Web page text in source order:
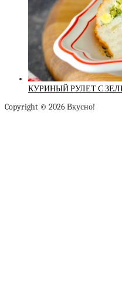
КУРИНЫЙ РУЛЕТ С
Copyright © 2026 Вкусно!